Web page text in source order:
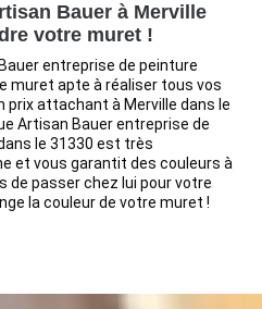
Bauer à Merville
votre muret !
entreprise de peinture
muret apte à réaliser tous vos
prix attachant à Merville dans le
Artisan Bauer entreprise de
le 31330 est très
et vous garantit des couleurs à
de passer chez lui pour votre
la couleur de votre muret !